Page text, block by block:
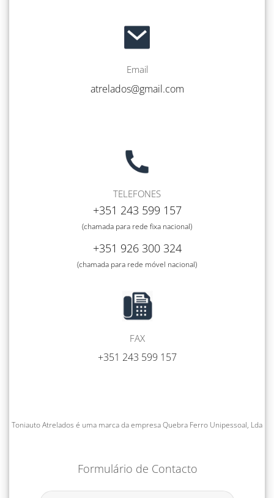
Email
atrelados@gmail.com
TELEFONES
+351 243 599 157
(chamada para rede fixa nacional)
+351 926 300 324
(chamada para rede móvel nacional)
FAX
+351 243 599 157
Toniauto Atrelados é uma marca da empresa Quebra Ferro Unipessoal, Lda
Formulário de Contacto